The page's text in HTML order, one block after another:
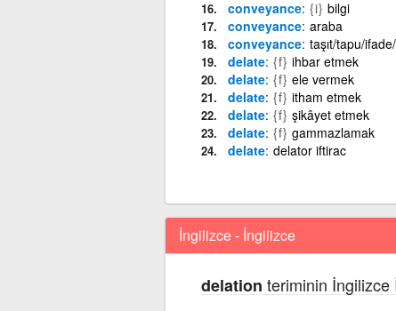
conveyance {i} bilgi
conveyance araba
conveyance taşıt/tapu/
delate {f} ihbar etmek
delate {f} ele vermek
delate {f} itham etmek
delate {f} şikâyet etmek
delate {f} gammazlamak
delate delator iftirac
İngilizce - İngilizce
delation teriminin İngilizce